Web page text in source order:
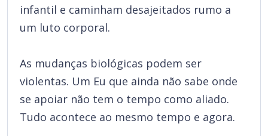
infantil e caminham desajeitados rumo a
um luto corporal.
As mudanças biológicas podem ser
violentas. Um Eu que ainda não sabe onde
se apoiar não tem o tempo como aliado.
Tudo acontece ao mesmo tempo e agora.